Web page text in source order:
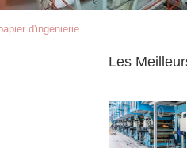
d'ingénierie
Les